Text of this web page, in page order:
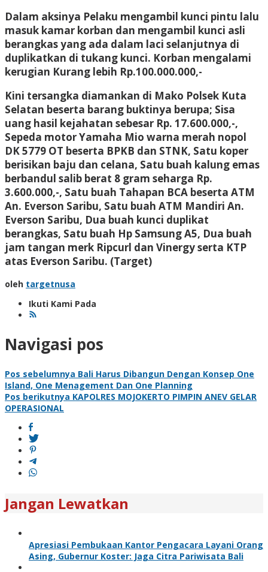
Dalam aksinya Pelaku mengambil kunci pintu lalu
masuk kamar korban dan mengambil kunci asli
berangkas yang ada dalam laci selanjutnya di
duplikatkan di tukang kunci. Korban mengalami
kerugian Kurang lebih Rp.100.000.000,-
Kini tersangka diamankan di Mako Polsek Kuta
Selatan beserta barang buktinya berupa; Sisa
uang hasil kejahatan sebesar Rp. 17.600.000,-,
Sepeda motor Yamaha Mio warna merah nopol
DK 5779 OT beserta BPKB dan STNK, Satu koper
berisikan baju dan celana, Satu buah kalung emas
berbandul salib berat 8 gram seharga Rp.
3.600.000,-, Satu buah Tahapan BCA beserta ATM
An. Everson Saribu, Satu buah ATM Mandiri An.
Everson Saribu, Dua buah kunci duplikat
berangkas, Satu buah Hp Samsung A5, Dua buah
jam tangan merk Ripcurl dan Vinergy serta KTP
atas Everson Saribu. (Target)
oleh targetnusa
Ikuti Kami Pada
Navigasi pos
Pos sebelumnya Bali Harus Dibangun Dengan Konsep One
Island, One Menagement Dan One Planning
Pos berikutnya KAPOLRES MOJOKERTO PIMPIN ANEV GELAR
OPERASIONAL
Jangan Lewatkan
Apresiasi Pembukaan Kantor Pengacara Layani Orang
Asing, Gubernur Koster: Jaga Citra Pariwisata Bali